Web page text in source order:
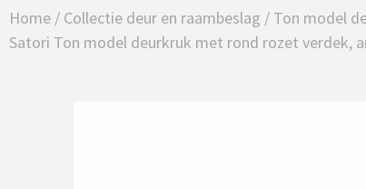
Home / Collectie deur en raambeslag / Ton model
Satori Ton model deurkruk met rond rozet verdek,